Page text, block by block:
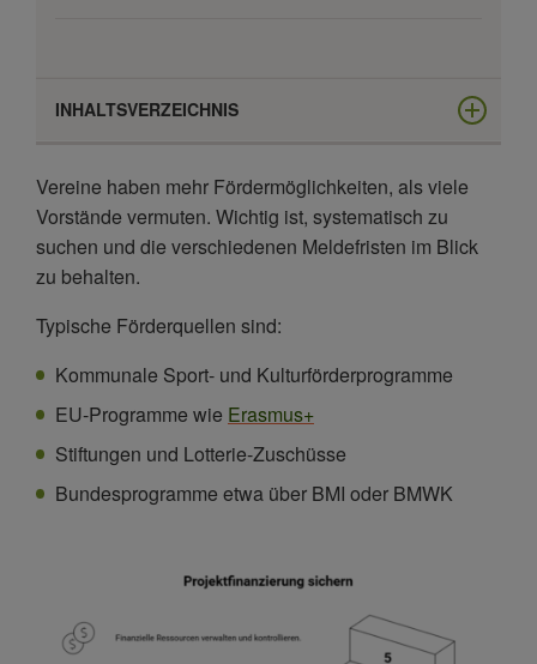
INHALTSVERZEICHNIS
Häufige Fehler und Best Practices
Nach der Genehmigung: Profi-Finanzmanagement
Vereine haben mehr Fördermöglichkeiten, als viele
Vorstände vermuten. Wichtig ist, systematisch zu
suchen und die verschiedenen Meldefristen im Blick
zu behalten.
Typische Förderquellen sind:
Kommunale Sport- und Kulturförderprogramme
EU-Programme wie Erasmus+
Stiftungen und Lotterie-Zuschüsse
Bundesprogramme etwa über BMI oder BMWK